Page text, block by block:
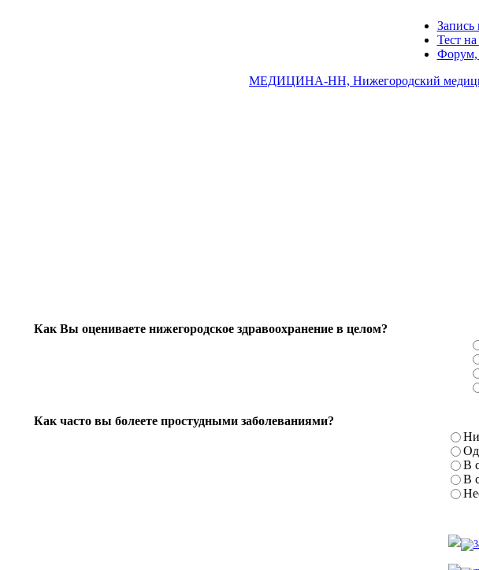
Запись
Тест
Форум,
МЕДИЦИНА-НН, Нижегородский
Как Вы оцениваете нижегородское здравоохранение в целом?
Как часто вы болеете простудными заболеваниями?
В
В